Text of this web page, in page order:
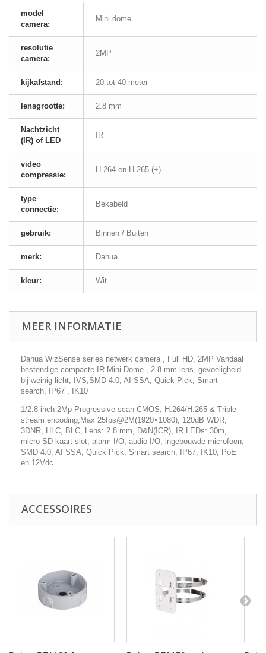
model
camera:
Mini dome
resolutie
camera:
2MP
kijkafstand: 20 tot 40 meter
lensgrootte: 2.8 mm
Nachtzicht
(IR) of LED
IR
video
compressie:
H.264 en H.265 (+)
type
connectie:
Bekabeld
gebruik: Binnen / Buiten
merk: Dahua
kleur: Wit
MEER INFORMATIE
Dahua WizSense series netwerk camera , Full HD, 2MP Vandaal
bestendige compacte IR-Mini Dome , 2.8 mm lens, gevoeligheid
bij weinig licht, IVS,SMD 4.0, AI SSA, Quick Pick, Smart
search, IP67 , IK10
1/2.8 inch 2Mp Progressive scan CMOS, H.264/H.265 & Triple-
stream encoding,Max 25fps@2M(1920×1080), 120dB WDR,
3DNR, HLC, BLC, Lens: 2.8 mm, D&N(ICR), IR LEDs: 30m,
micro SD kaart slot, alarm I/O, audio I/O, ingebouwde microfoon,
SMD 4.0, AI SSA, Quick Pick, Smart search, IP67, IK10, PoE
en 12Vdc
ACCESSOIRES